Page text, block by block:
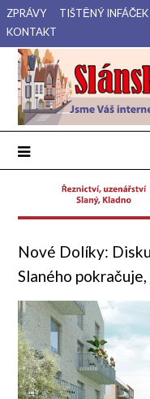
Přejdi
na
obsah
ZPRÁVY TIŠTĚNÝ INFÁČEK
KONTAKT
Váš internetový deník a
Nové Dolíky:
Slaného